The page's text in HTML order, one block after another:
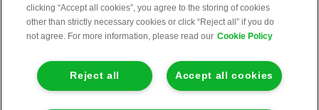
ALGEMEEN
INFORMATIE
clicking “Accept all cookies”, you agree to the storing of cookies
other than strictly necessary cookies or click “Reject all” if you do
not agree. For more information, please read our Cookie Policy
Accept all cookies
Reject all